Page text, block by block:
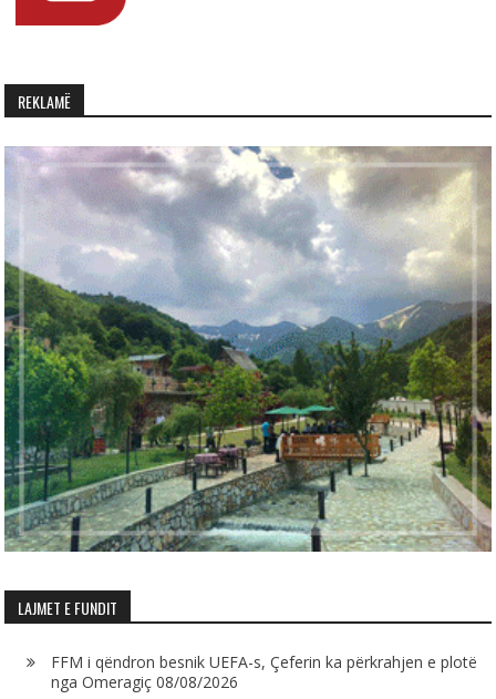
REKLAMË
LAJMET E FUNDIT
FFM i qëndron besnik UEFA-s, Çeferin ka përkrahjen e plotë
nga Omeragiç 08/08/2026